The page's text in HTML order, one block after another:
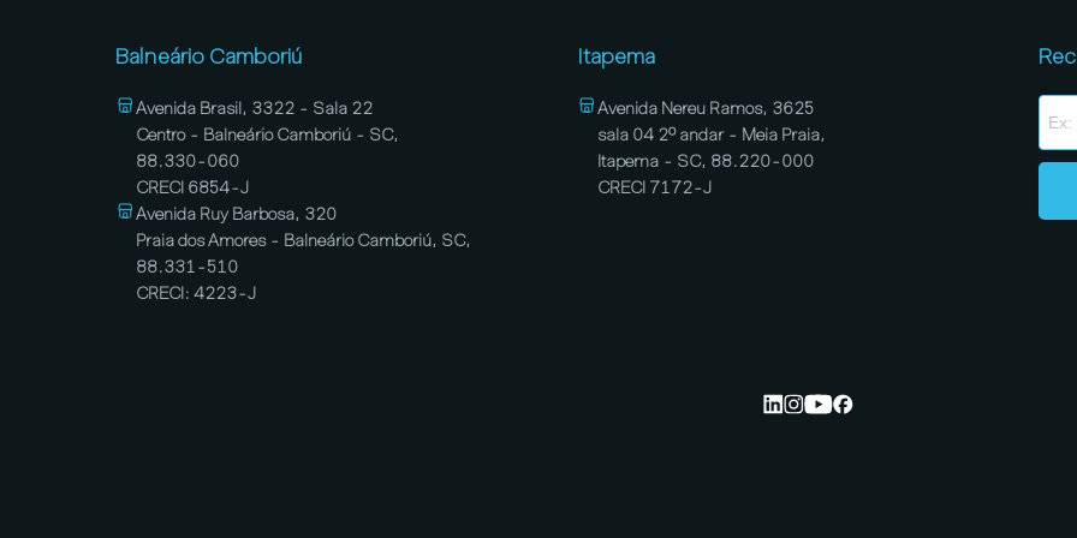
Balneário Camboriú
Avenida Brasil, 3322 - Sala 22
Centro - Balneário Camboriú - SC,
88.330-060
CRECI 6854-J
Avenida Ruy Barbosa, 320
Praia dos Amores - Balneário Camboriú, SC,
88.331-510
CRECI: 4223-J
Itapema
Avenida Nereu Ramos, 3625
sala 04 2º andar - Meia Praia,
Itapema - SC, 88.220-000
CRECI 7172-J